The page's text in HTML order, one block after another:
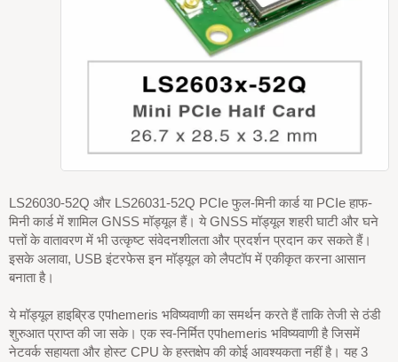
LS26030-52Q और LS26031-52Q PCIe फुल-मिनी कार्ड या PCIe हाफ-
मिनी कार्ड में शामिल GNSS मॉड्यूल हैं। ये GNSS मॉड्यूल शहरी घाटी और घने
पत्तों के वातावरण में भी उत्कृष्ट संवेदनशीलता और प्रदर्शन प्रदान कर सकते हैं।
इसके अलावा, USB इंटरफेस इन मॉड्यूल को लैपटॉप में एकीकृत करना आसान
बनाता है।
ये मॉड्यूल हाइब्रिड एपhemeris भविष्यवाणी का समर्थन करते हैं ताकि तेजी से ठंडी
शुरुआत प्राप्त की जा सके। एक स्व-निर्मित एपhemeris भविष्यवाणी है जिसमें
नेटवर्क सहायता और होस्ट CPU के हस्तक्षेप की कोई आवश्यकता नहीं है। यह 3